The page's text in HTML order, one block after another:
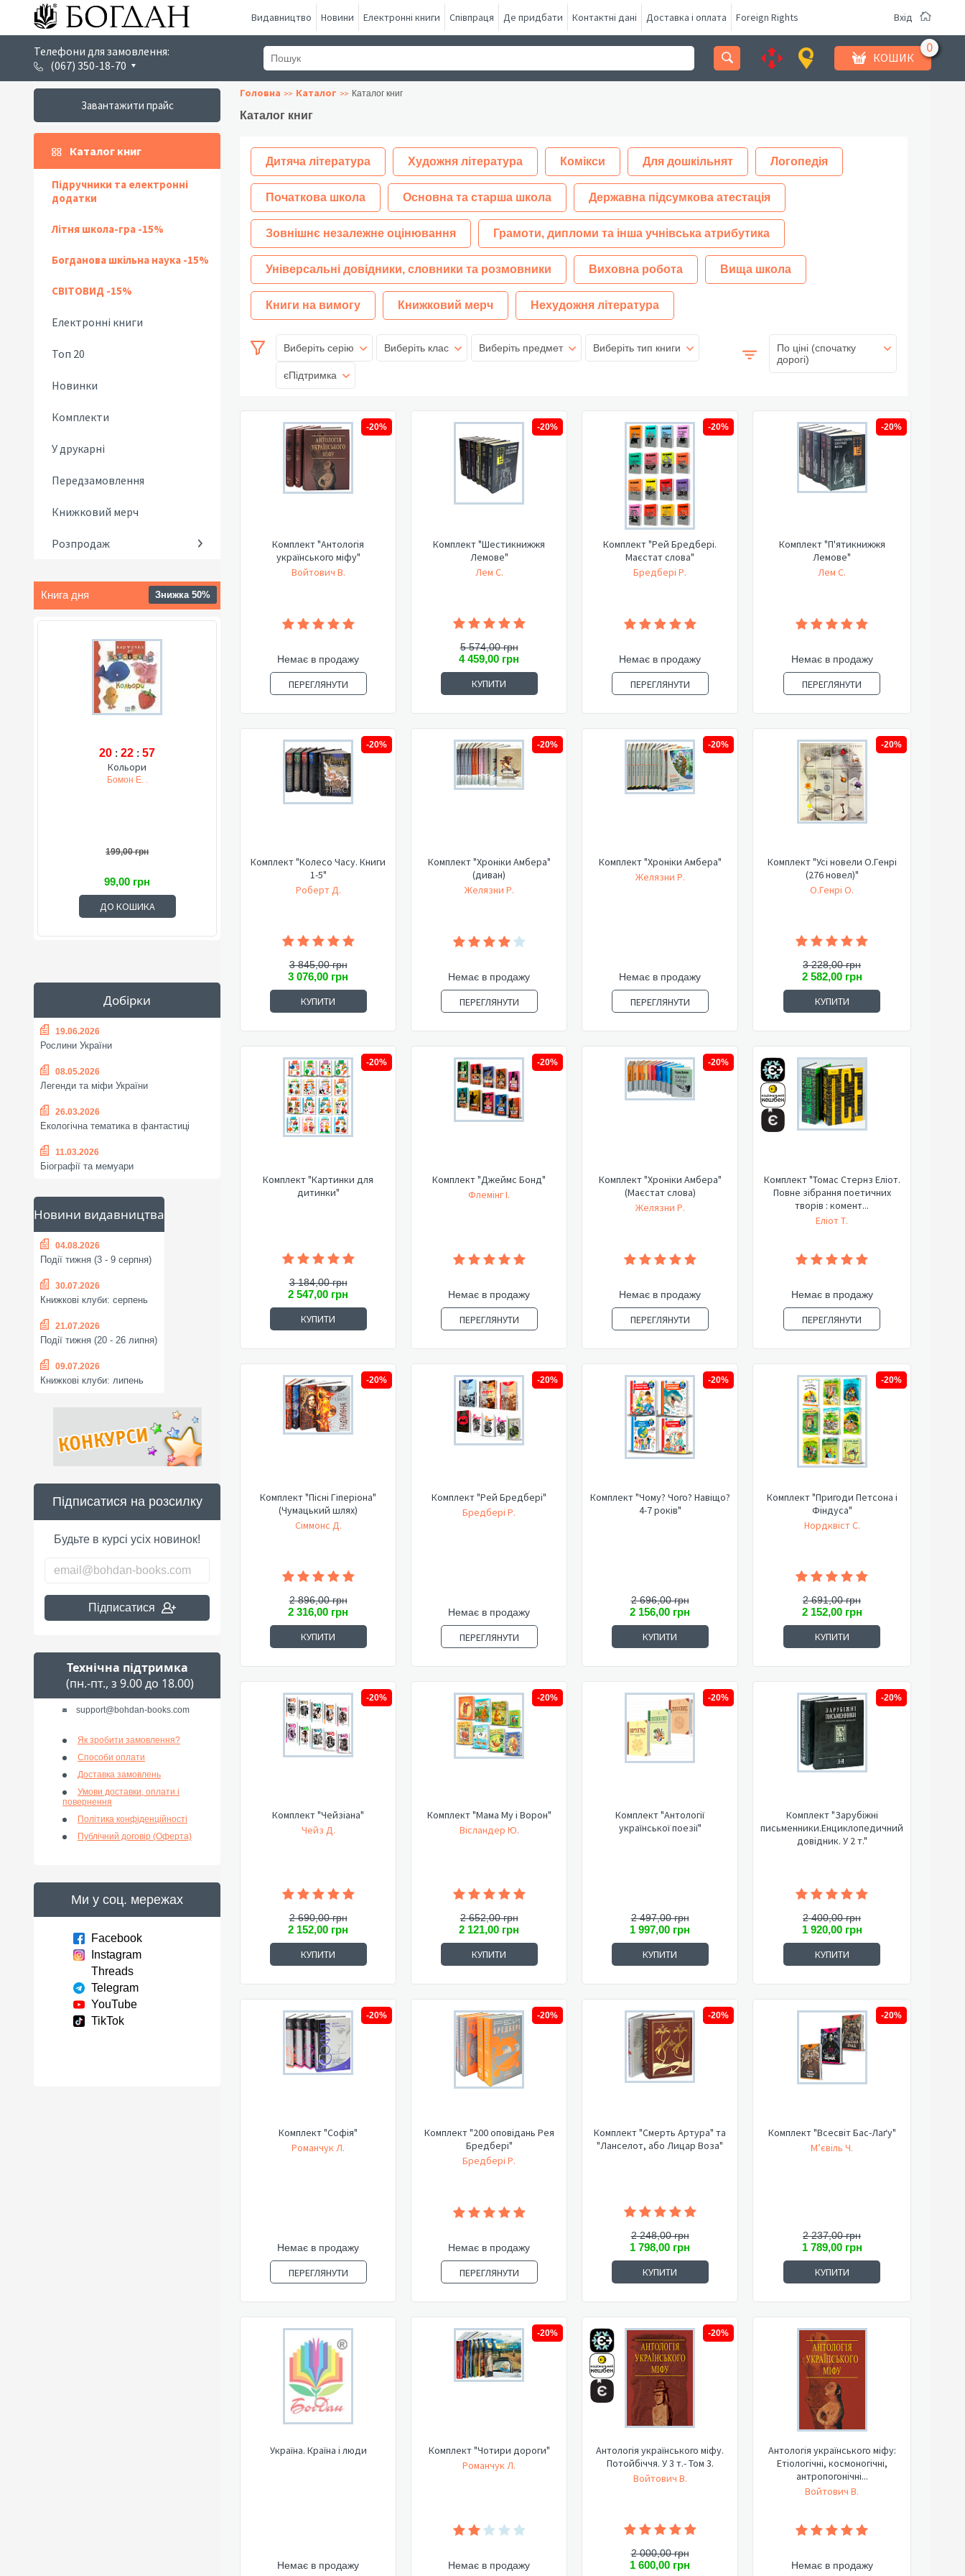
Видавництво Новини Електронні книги Співпраця Де придбати Контактні дані Доставка і оплата Foreign Rights Вхід
Телефони для замовлення:
(067) 350-18-70
КОШИК
Завантажити прайс
Каталог книг
Підручники та електронні
додатки
Літня школа-гра -15%
Богданова шкільна наука -15%
СВІТОВИД -15%
Електронні книги
Топ 20
Новинки
Комплекти
У друкарні
Передзамовлення
Книжковий мерч
Розпродаж
Книга дня Знижка 50%
20 : 22 : 56
Кольори
Бомон Е. .
199,00 грн
99,00 грн
ДО КОШИКА
Добірки
19.06.2026
Рослини України
08.05.2026
Легенди та міфи України
26.03.2026
Екологічна тематика в фантастиці
11.03.2026
Біографії та мемуари
Новини видавництва
04.08.2026
Події тижня (3 - 9 серпня)
30.07.2026
Книжкові клуби: серпень
21.07.2026
Події тижня (20 - 26 липня)
09.07.2026
Книжкові клуби: липень
Підписатися на розсилку
Будьте в курсі усіх новинок!
Підписатися
Технічна підтримка
(пн.-пт., з 9.00 до 18.00)
support@bohdan-books.com
Як зробити замовлення?
Способи оплати
Доставка замовлень
Умови доставки, оплати і
повернення
Політика конфіденційності
Публічний договір (Оферта)
Ми у соц. мережах
Facebook
Instagram
Threads
Telegram
YouTube
TikTok
Головна Каталог Каталог книг
Каталог книг
Дитяча література Художня література Комікси Для дошкільнят Логопедія
Початкова школа Основна та старша школа Державна підсумкова атестація
Зовнішнє незалежне оцінювання Грамоти, дипломи та інша учнівська атрибутика
Універсальні довідники, словники та розмовники Виховна робота Вища школа
Книги на вимогу Книжковий мерч Нехудожня література
Виберіть серію Виберіть клас Виберіть предмет Виберіть тип книги
єПідтримка
По ціні (спочатку
дорогі)
-20%
Комплект "Антологія
українського міфу"
Войтович В.
Немає в продажу
ПЕРЕГЛЯНУТИ
-20%
Комплект "Шестикнижжя
Лемове"
Лем С.
5 574,00 грн
4 459,00 грн
КУПИТИ
-20%
Комплект "Рей Бредбері.
Маєстат слова"
Бредбері Р.
Немає в продажу
ПЕРЕГЛЯНУТИ
-20%
Комплект "П'ятикнижжя
Лемове"
Лем С.
Немає в продажу
ПЕРЕГЛЯНУТИ
-20%
Комплект "Колесо Часу. Книги
1-5"
Роберт Д.
3 845,00 грн
3 076,00 грн
КУПИТИ
-20%
Комплект "Хроніки Амбера"
(диван)
Желязни Р.
Немає в продажу
ПЕРЕГЛЯНУТИ
-20%
Комплект "Хроніки Амбера"
Желязни Р.
Немає в продажу
ПЕРЕГЛЯНУТИ
-20%
Комплект "Усі новели О.Генрі
(276 новел)"
О.Генрі О.
3 228,00 грн
2 582,00 грн
КУПИТИ
-20%
Комплект "Картинки для
дитинки"
3 184,00 грн
2 547,00 грн
КУПИТИ
-20%
Комплект "Джеймс Бонд"
Флемінг І.
Немає в продажу
ПЕРЕГЛЯНУТИ
-20%
Комплект "Хроніки Амбера"
(Маєстат слова)
Желязни Р.
Немає в продажу
ПЕРЕГЛЯНУТИ
Комплект "Томас Стернз Еліот.
Повне зібрання поетичних
творів : комент...
Еліот Т.
Немає в продажу
ПЕРЕГЛЯНУТИ
-20%
Комплект "Пісні Гіперіона"
(Чумацький шлях)
Сіммонс Д.
2 896,00 грн
2 316,00 грн
КУПИТИ
-20%
Комплект "Рей Бредбері"
Бредбері Р.
Немає в продажу
ПЕРЕГЛЯНУТИ
-20%
Комплект "Чому? Чого? Навіщо?
4-7 років"
2 696,00 грн
2 156,00 грн
КУПИТИ
-20%
Комплект "Пригоди Петсона і
Фіндуса"
Нордквіст С.
2 691,00 грн
2 152,00 грн
КУПИТИ
-20%
Комплект "Чейзіана"
Чейз Д.
2 690,00 грн
2 152,00 грн
КУПИТИ
-20%
Комплект "Мама Му і Ворон"
Вісландер Ю.
2 652,00 грн
2 121,00 грн
КУПИТИ
-20%
Комплект "Антології
української поезії"
2 497,00 грн
1 997,00 грн
КУПИТИ
-20%
Комплект "Зарубіжні
письменники.Енциклопедичний
довідник. У 2 т."
2 400,00 грн
1 920,00 грн
КУПИТИ
-20%
Комплект "Софія"
Романчук Л.
Немає в продажу
ПЕРЕГЛЯНУТИ
-20%
Комплект "200 оповідань Рея
Бредбері"
Бредбері Р.
Немає в продажу
ПЕРЕГЛЯНУТИ
-20%
Комплект "Смерть Артура" та
"Ланселот, або Лицар Воза"
2 248,00 грн
1 798,00 грн
КУПИТИ
-20%
Комплект "Всесвіт Бас-Лаґу"
М’євіль Ч.
2 237,00 грн
1 789,00 грн
КУПИТИ
Україна. Країна і люди
Немає в продажу
-20%
Комплект "Чотири дороги"
Романчук Л.
Немає в продажу
-20%
Антологія українського міфу.
Потойбіччя. У 3 т.- Том 3.
Войтович В.
2 000,00 грн
1 600,00 грн
Антологія українського міфу:
Етіологічні, космоногічні,
антропогонічні...
Войтович В.
Немає в продажу